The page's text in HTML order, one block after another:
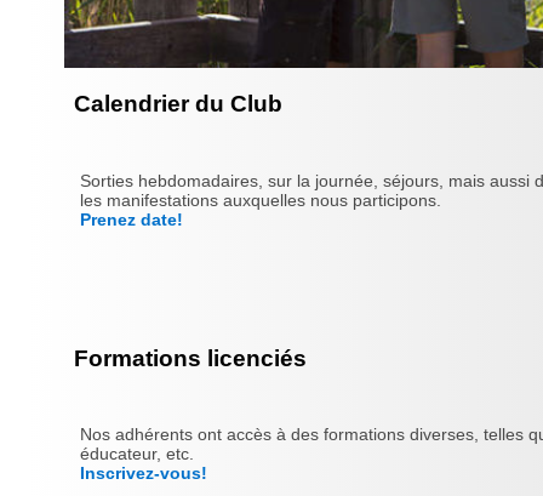
Calendrier du Club
Sorties hebdomadaires, sur la journée, séjours, mais
les manifestations auxquelles nous participons.
Prenez date!
Formations licenciés
Nos adhérents ont accès à des formations diverses, telles
éducateur, etc.
Inscrivez-vous!